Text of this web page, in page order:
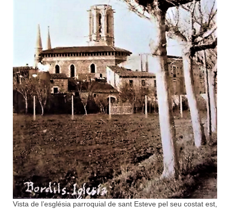
Vista de l’església parroquial de sant Esteve pel seu costat est,